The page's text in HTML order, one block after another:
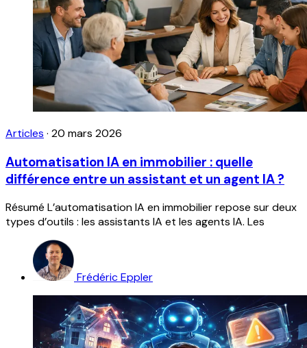
Articles · 20 mars 2026
Automatisation IA en immobilier : quelle
différence entre un assistant et un agent IA ?
Résumé L’automatisation IA en immobilier repose sur deux
types d’outils : les assistants IA et les agents IA. Les
Frédéric Eppler